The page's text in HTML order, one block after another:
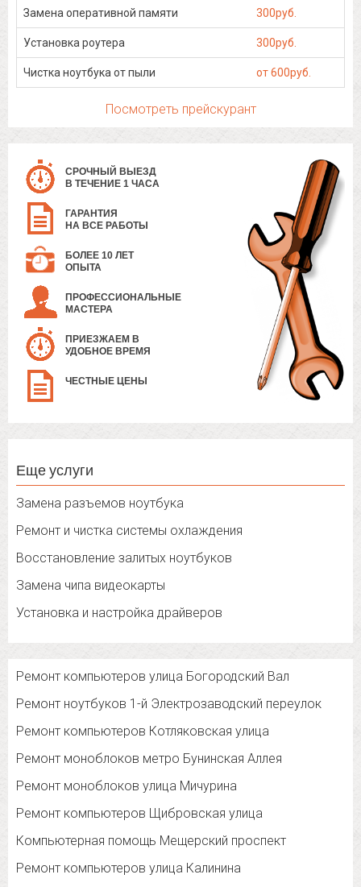
Замена оперативной памяти 300руб.
Установка роутера 300руб.
Чистка ноутбука от пыли от 600руб.
Посмотреть прейскурант
СРОЧНЫЙ ВЫЕЗД
В ТЕЧЕНИЕ 1 ЧАСА
ГАРАНТИЯ
НА ВСЕ РАБОТЫ
БОЛЕЕ 10 ЛЕТ
ОПЫТА
ПРОФЕССИОНАЛЬНЫЕ
МАСТЕРА
ПРИЕЗЖАЕМ В
УДОБНОЕ ВРЕМЯ
ЧЕСТНЫЕ ЦЕНЫ
Еще услуги
Замена разъемов ноутбука
Ремонт и чистка системы охлаждения
Восстановление залитых ноутбуков
Замена чипа видеокарты
Установка и настройка драйверов
Ремонт компьютеров улица Богородский Вал
Ремонт ноутбуков 1-й Электрозаводский переулок
Ремонт компьютеров Котляковская улица
Ремонт моноблоков метро Бунинская Аллея
Ремонт моноблоков улица Мичурина
Ремонт компьютеров Щибровская улица
Компьютерная помощь Мещерский проспект
Ремонт компьютеров улица Калинина